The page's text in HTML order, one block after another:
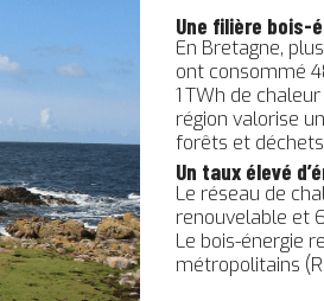
Une filière bois-
En Bretagne,
ont consommé
1 TWh de
région valorise
forêts et
Un taux élevé
Le réseau de
renouvelable et
Le bois-énergie
métropolitains